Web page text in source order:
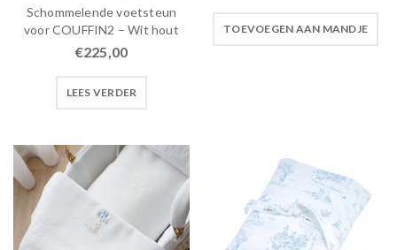
Schommelende voetsteun
voor COUFFIN2 – Wit hout
€225,00
LEES VERDER
TOEVOEGEN AAN MANDJE